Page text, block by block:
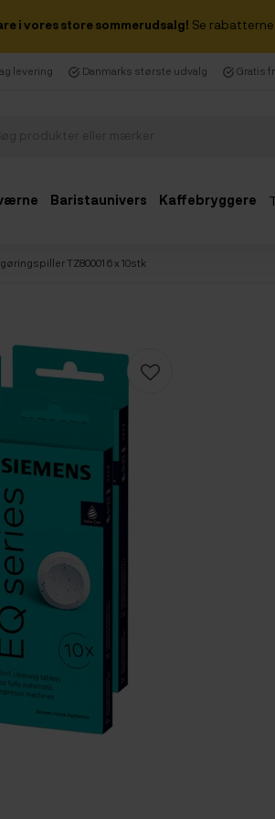
i vores store sommerudsalg! Se
levering Danmarks største udvalg Gratis
Baristaunivers Kaffebryggere
TZ80001 6 x 10stk